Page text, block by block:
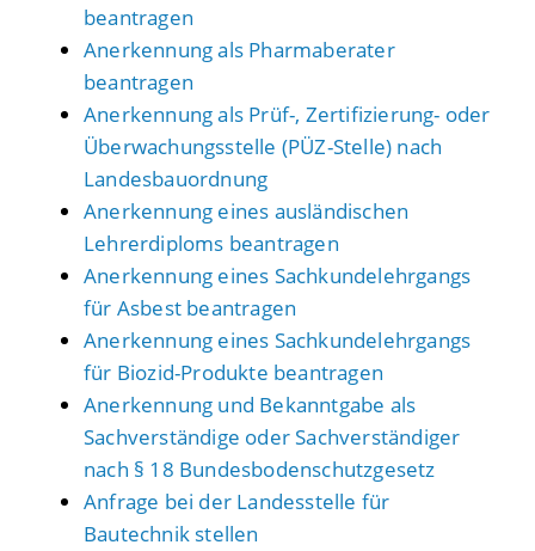
beantragen
Anerkennung als Pharmaberater
beantragen
Anerkennung als Prüf-, Zertifizierung- oder
Überwachungsstelle (PÜZ-Stelle) nach
Landesbauordnung
Anerkennung eines ausländischen
Lehrerdiploms beantragen
Anerkennung eines Sachkundelehrgangs
für Asbest beantragen
Anerkennung eines Sachkundelehrgangs
für Biozid-Produkte beantragen
Anerkennung und Bekanntgabe als
Sachverständige oder Sachverständiger
nach § 18 Bundesbodenschutzgesetz
Anfrage bei der Landesstelle für
Bautechnik stellen